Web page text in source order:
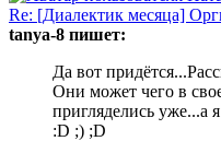
Re: [Диалектик месяца]
tanya-8 пишет:
Да вот
Они может чего в
пригляделись уже...а
:D ;) ;D